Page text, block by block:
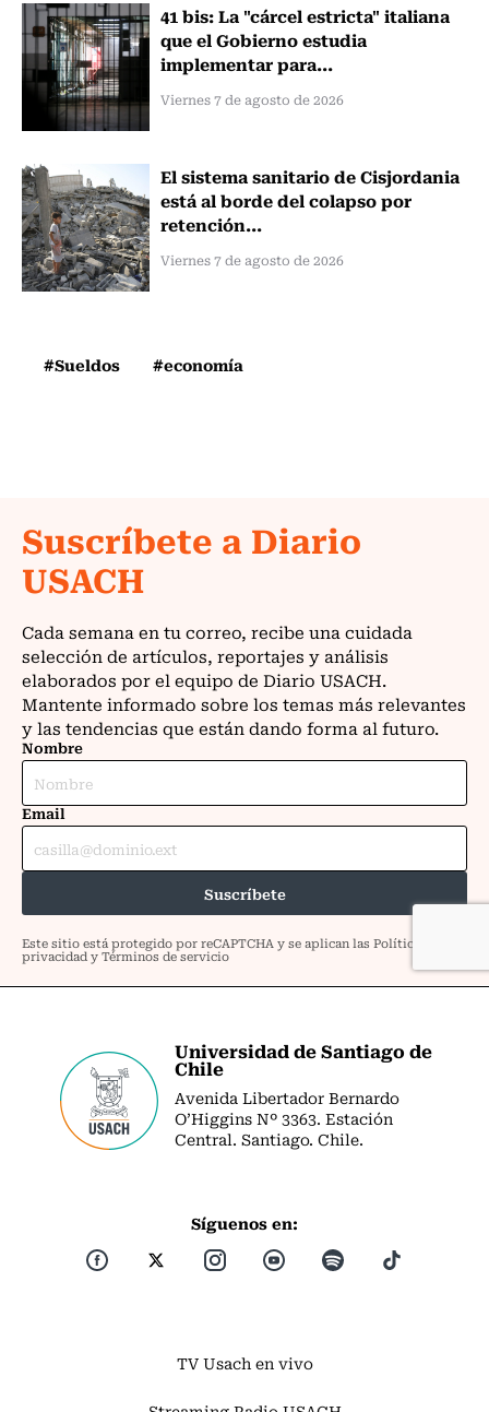
41 bis: La "cárcel estricta" italiana
que el Gobierno estudia
implementar para...
Viernes 7 de agosto de 2026
El sistema sanitario de Cisjordania
está al borde del colapso por
retención...
Viernes 7 de agosto de 2026
#Sueldos #economía
Universidad de Santiago de
Chile
Avenida Libertador Bernardo
O’Higgins Nº 3363. Estación
Central. Santiago. Chile.
Síguenos en:
TV Usach en vivo